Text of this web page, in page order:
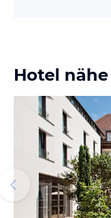
Hotel